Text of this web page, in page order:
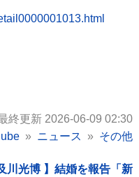
終更新 2026-06-09 02:30
ニュース その他
川光博 】結婚を報告「新